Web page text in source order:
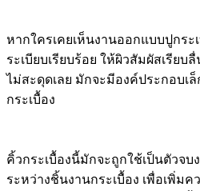
หากใครเคยเห็นงานออกแบบปูกระ
ระเบียบเรียบร้อย ให้ผิวสัมผัสเรียบ
ไม่สะดุดเลย มักจะมีองค์ประกอบเ
กระเบื้อง
คิ้วกระเบื้องนี้มักจะถูกใช้เป็นตัวจบ
ระหว่างชิ้นงานกระเบื้อง เพื่อเพิ่มค